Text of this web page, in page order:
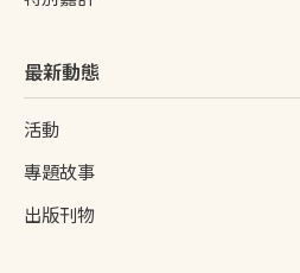
最新動態
活動
專題故事
出版刊物